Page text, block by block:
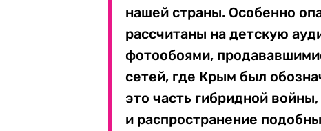
нашей страны. Особенно
рассчитаны на детскую
фотообоями,
сетей, где Крым был
это часть гибридной
и распространение